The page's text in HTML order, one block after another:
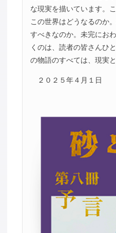
な現実を描いています。
この世界はどうなるのか
すべきなのか。未完にお
くのは、読者の皆さんひ
の物語のすべては、現実
２０２５年４月１日